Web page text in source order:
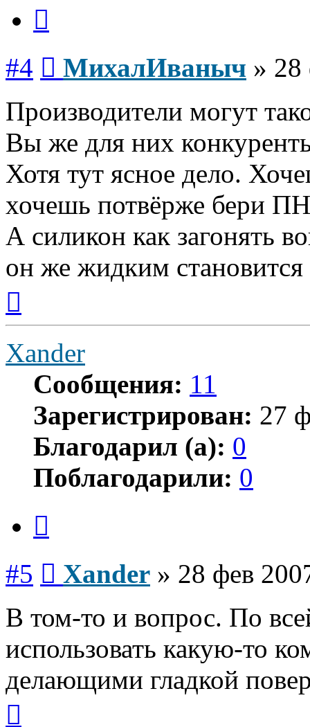
#4 МихалИваныч » 28
Производители могут
Вы же для них
Хотя тут ясное дело.
хочешь потвёрже бери
А силикон как загонять
он же жидким
началу
Xander
Сообщения: 11
Зарегистрирован: 27
Благодарил (а): 0
Поблагодарили: 0
#5 Xander » 28 фев
В том-то и вопрос. По
использовать какую-то
делающими гладкой